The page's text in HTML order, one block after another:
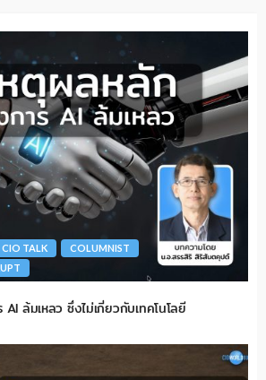
CIO TALK
COLUMNIST
ล้มเหลว ซึ่งไม่เกี่ยวกับเทคโนโลยี